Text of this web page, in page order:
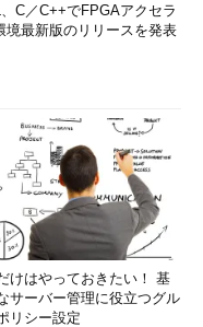
C／C++でFPGAアクセラ
境最新版のリリースを発表
けはやっておきたい！ 基
サーバー管理に役立つグル
リシー設定